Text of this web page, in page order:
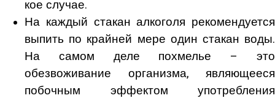
кое случае.
На каждый стакан алкоголя рекомендуется
выпить по крайней мере один стакан воды.
На самом деле похмелье – это
обезвоживание организма, являющееся
побочным эффектом употребления